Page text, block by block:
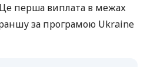
перша виплата в межах
за програмою Ukraine